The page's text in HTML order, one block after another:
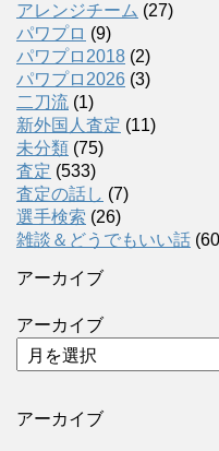
アレンジチーム (27)
パワプロ (9)
パワプロ2018 (2)
パワプロ2026 (3)
二刀流 (1)
新外国人査定 (11)
未分類 (75)
査定 (533)
査定の話し (7)
選手検索 (26)
雑談＆どうでもいい話
アーカイブ
アーカイブ
アーカイブ